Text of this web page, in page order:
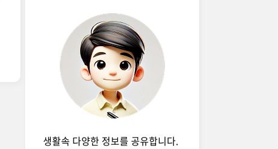
생활속 다양한 정보를 공유합니다.